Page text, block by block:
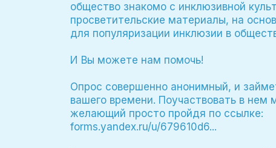
общество знакомо с инклюзивной
просветительские материалы, на
для популяризации инклюзии в
И Вы можете нам помочь!
Опрос совершенно анонимный, и
вашего времени. Поучаствовать в нем
желающий просто пройдя по ссылке:
forms.yandex.ru/u/679610d6...